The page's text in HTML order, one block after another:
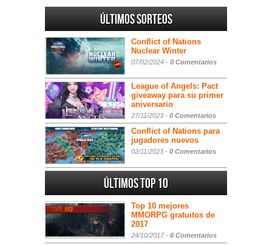
Últimos sorteos
Conflict of Nations
Nuclear Winter
07/02/2024 - 0 Comentarios
League of Angels: Pact
giveaway para su primer
aniversario
27/11/2023 - 0 Comentarios
Conflict of Nations para
jugadores nuevos
02/11/2023 - 0 Comentarios
Últimos Top 10
Top 10 mejores
MMORPG gratuitos de
2017
24/10/2017 - 6 Comentarios